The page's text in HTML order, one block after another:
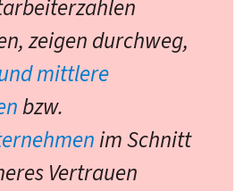
zeigen durchweg,
mittlere
bzw.
im Schnitt
Vertrauen